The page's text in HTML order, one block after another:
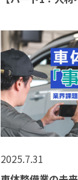
2025.7.31